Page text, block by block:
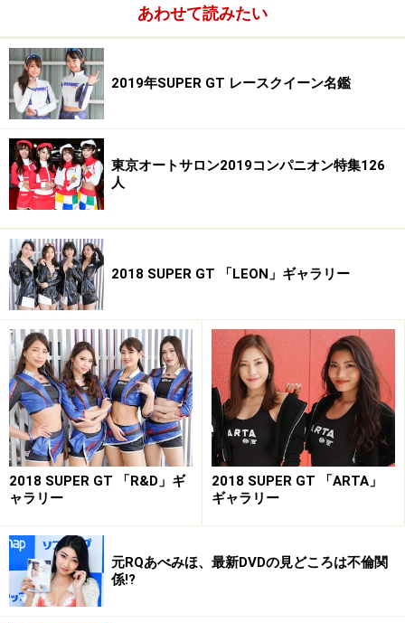
・ブログ／http://ameblo.jp/ukairie/
----------------------------------------------------------
※著作権は撮影者・矢沢隆則及びオールアバウトに帰属
します。
※画像の肖像権は各モデルさん及び、所属事務所に帰属
します。
※画像の無断使用及び直リンクは営利・非営利を問わず
禁止します。
All About 著作権/商標/免責事項
All About 「レースクイーン」ガイドサイト掲載画像につ
いて
※記事内容は執筆時点のものです。最新の内容をご確認くださ
い。
あわせて読みたい
2019年SUPER GT レースクイーン名鑑
東京オートサロン2019コンパニオン特集126
人
2018 SUPER GT 「LEON」ギャラリー
2018 SUPER GT 「R&D」ギ
ャラリー
2018 SUPER GT 「ARTA」
ギャラリー
元RQあべみほ、最新DVDの見どころは不倫関
係!?